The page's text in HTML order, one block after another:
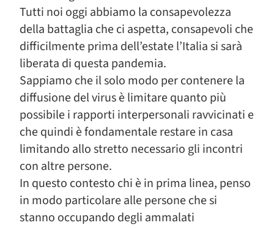
Tutti noi oggi abbiamo la consapevolezza
della battaglia che ci aspetta, consapevoli che
difficilmente prima dell’estate l’Italia si sarà
liberata di questa pandemia.
Sappiamo che il solo modo per contenere la
diffusione del virus è limitare quanto più
possibile i rapporti interpersonali ravvicinati e
che quindi è fondamentale restare in casa
limitando allo stretto necessario gli incontri
con altre persone.
In questo contesto chi è in prima linea, penso
in modo particolare alle persone che si
stanno occupando degli ammalati